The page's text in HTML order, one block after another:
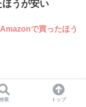
うが安い
Amazonで買ったほう
索 トップ